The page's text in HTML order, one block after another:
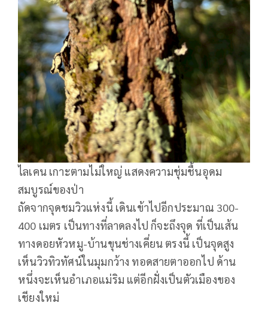
ไลเคน เกาะตามไม่ใหญ่ แสดงความชุ่มชื้นอุดม
สมบูรณ์ของป่า
ถัดจากจุดชมวิวแห่งนี้ เดินเข้าไปอีกประมาณ 300-
400 เมตร เป็นทางที่ลาดลงไป ก็จะถึงจุด ที่เป็นเส้น
ทางดอยหัวหมู-บ้านขุนช่างเคี่ยน ตรงนี้ เป็นจุดสูง
เห็นวิวทิวทัศน์ในมุมกว้าง ทอดสายตาออกไป ด้าน
หนึ่งจะเห็นอำเภอแม่ริม แต่อีกฝั่งเป็นตัวเมืองของ
เชียงใหม่